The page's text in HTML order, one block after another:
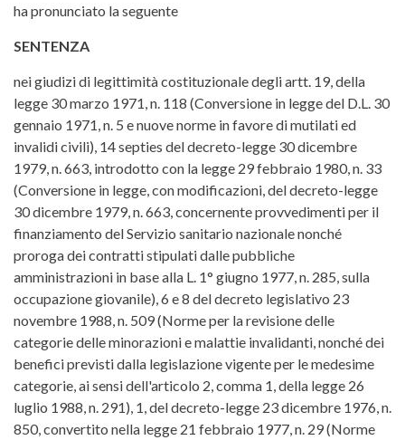
ha pronunciato la seguente
SENTENZA
nei giudizi di legittimità costituzionale degli artt. 19, della
legge 30 marzo 1971, n. 118 (Conversione in legge del D.L. 30
gennaio 1971, n. 5 e nuove norme in favore di mutilati ed
invalidi civili), 14 septies del decreto-legge 30 dicembre
1979, n. 663, introdotto con la legge 29 febbraio 1980, n. 33
(Conversione in legge, con modificazioni, del decreto-legge
30 dicembre 1979, n. 663, concernente provvedimenti per il
finanziamento del Servizio sanitario nazionale nonché
proroga dei contratti stipulati dalle pubbliche
amministrazioni in base alla L. 1° giugno 1977, n. 285, sulla
occupazione giovanile), 6 e 8 del decreto legislativo 23
novembre 1988, n. 509 (Norme per la revisione delle
categorie delle minorazioni e malattie invalidanti, nonché dei
benefici previsti dalla legislazione vigente per le medesime
categorie, ai sensi dell'articolo 2, comma 1, della legge 26
luglio 1988, n. 291), 1, del decreto-legge 23 dicembre 1976, n.
850, convertito nella legge 21 febbraio 1977, n. 29 (Norme